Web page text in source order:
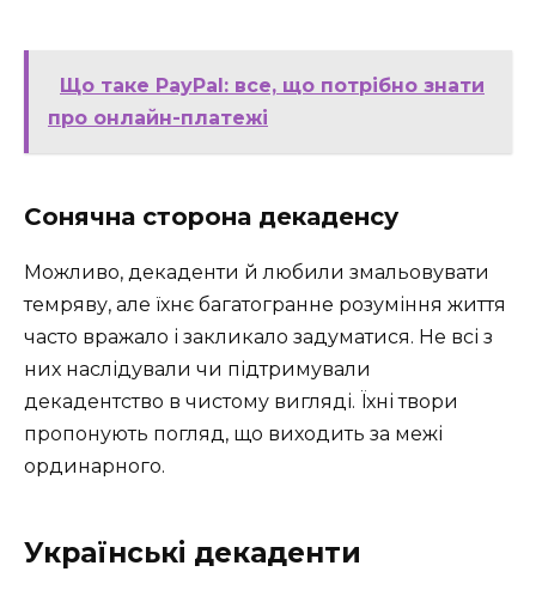
Що таке PayPal: все, що потрібно знати
про онлайн-платежі
Сонячна сторона декаденсу
Можливо, декаденти й любили змальовувати
темряву, але їхнє багатогранне розуміння життя
часто вражало і закликало задуматися. Не всі з
них наслідували чи підтримували
декадентство в чистому вигляді. Їхні твори
пропонують погляд, що виходить за межі
ординарного.
Українські декаденти